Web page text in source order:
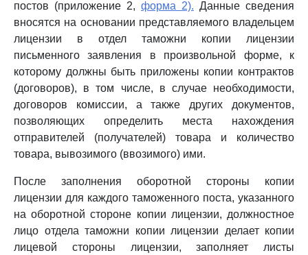
постов (приложение 2, форма 2). Данные сведения
вносятся на основании представляемого владельцем
лицензии в отдел таможни копии лицензии
письменного заявления в произвольной форме, к
которому должны быть приложены копии контрактов
(договоров), в том числе, в случае необходимости,
договоров комиссии, а также других документов,
позволяющих определить места нахождения
отправителей (получателей) товара и количество
товара, вывозимого (ввозимого) ими.
После заполнения оборотной стороны копии
лицензии для каждого таможенного поста, указанного
на оборотной стороне копии лицензии, должностное
лицо отдела таможни копии лицензии делает копии
лицевой стороны лицензии, заполняет листы